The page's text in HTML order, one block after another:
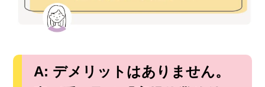
A: デメリットはありません。